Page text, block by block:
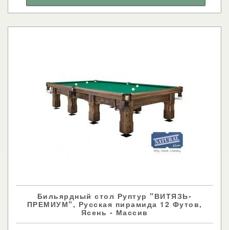
Бильярдный стол Руптур "ВИТЯЗЬ-
ПРЕМИУМ", Русская пирамида 12 Футов,
Ясень - Массив